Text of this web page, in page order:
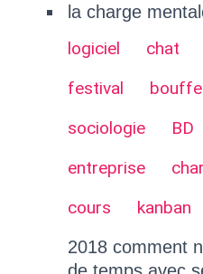
la charge
logiciel chat
festival
bouffe
sociologie
BD
entreprise
cours
kanban
2018 comment